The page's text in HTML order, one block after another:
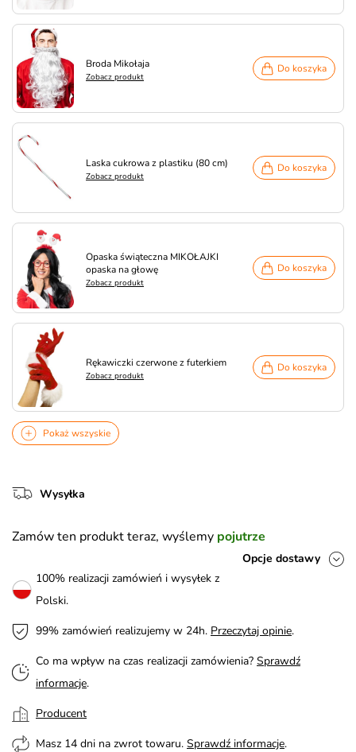
Broda Mikołaja
Zobacz produkt
Do koszyka
Laska cukrowa z plastiku (80 cm)
Zobacz produkt
Do koszyka
Opaska świąteczna MIKOŁAJKI
opaska na głowę
Zobacz produkt
Do koszyka
Rękawiczki czerwone z futerkiem
Zobacz produkt
Do koszyka
Pokaż wszyskie
Wysyłka
Zamów ten produkt teraz, wyślemy pojutrze
Opcje dostawy
100% realizacji zamówień i wysyłek z
Polski.
99% zamówień realizujemy w 24h. Przeczytaj opinie.
Co ma wpływ na czas realizacji zamówienia? Sprawdź
informacje.
Producent
Masz 14 dni na zwrot towaru. Sprawdź informacje.